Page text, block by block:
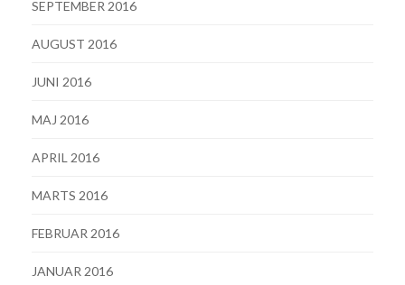
SEPTEMBER 2016
AUGUST 2016
JUNI 2016
MAJ 2016
APRIL 2016
MARTS 2016
FEBRUAR 2016
JANUAR 2016